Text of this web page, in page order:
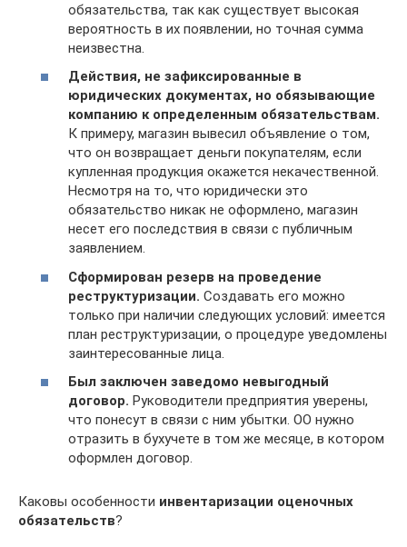
обязательства, так как существует высокая
вероятность в их появлении, но точная сумма
неизвестна.
Действия, не зафиксированные в
юридических документах, но обязывающие
компанию к определенным обязательствам.
К примеру, магазин вывесил объявление о том,
что он возвращает деньги покупателям, если
купленная продукция окажется некачественной.
Несмотря на то, что юридически это
обязательство никак не оформлено, магазин
несет его последствия в связи с публичным
заявлением.
Сформирован резерв на проведение
реструктуризации. Создавать его можно
только при наличии следующих условий: имеется
план реструктуризации, о процедуре уведомлены
заинтересованные лица.
Был заключен заведомо невыгодный
договор. Руководители предприятия уверены,
что понесут в связи с ним убытки. ОО нужно
отразить в бухучете в том же месяце, в котором
оформлен договор.
Каковы особенности инвентаризации оценочных
обязательств?